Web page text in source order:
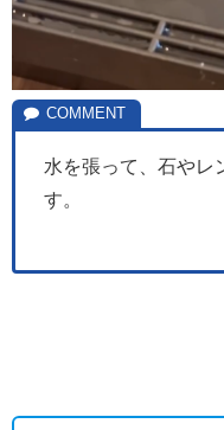
水を張って、石やレ
す。